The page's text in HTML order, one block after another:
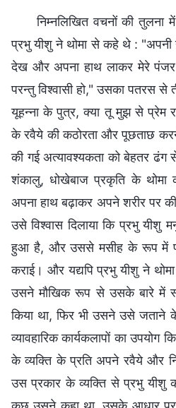
निम्नलिखित वचनों की
प्रभु यीशु ने थोमा से कहे थे : "अपनी
देख और अपना हाथ लाकर मेरे पंजर
परन्तु विश्‍वासी हो," उसका पतरस से
यूहन्ना के पुत्र, क्या तू मुझ से प्रेम
के रवैये की कठोरता और पूछताछ
की गई अत्यावश्यकता को बेहतर
शंकालु, धोखेबाज प्रकृति के
अपना हाथ बढ़ाकर अपने शरीर पर
उसे विश्वास दिलाया कि प्रभु यीशु
हुआ है, और उससे मसीह के रूप में
कराई। और यद्यपि प्रभु यीशु ने
उसने मौखिक रूप से उसके बारे में
किया था, फिर भी उसने उसे जताने
व्यावहारिक कार्यकलापों का उपयोग
के व्यक्ति के प्रति अपने रवैये और
उस प्रकार के व्यक्ति से प्रभु यीशु